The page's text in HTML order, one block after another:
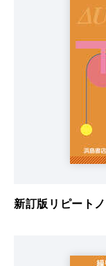
新訂版リピート